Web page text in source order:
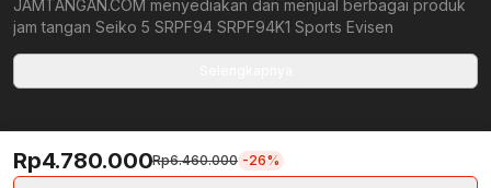
JAMTANGAN.COM menyediakan dan menjual berbagai produk
jam tangan Seiko 5 SRPF94 SRPF94K1 Sports Evisen
Warranty). Kami berkomitmen untuk memberi penawaran terbaik
produk yang tersedia merupakan produk jam tangan original,
berkualitas tinggi, dan memiliki harga yang lebih terjangkau dari
toko online Indonesia lainnya. Anda, watchlovers, merupakan
Rp4.780.000Rp6.460.000 -26%